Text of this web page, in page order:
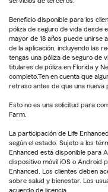
Beneficio disponible para los
póliza de seguro de vida desde
mayor de 18 años puede unirse
de la aplicación, incluyendo las
tengas una póliza de seguro de
titulares de póliza en Florida y
completo.Ten en cuenta que
retraso antes de que una nueva
Esto no es una solicitud para
Farm.
La participación de Life
según el estado. Sujeto a los
Enhanced está disponible para
dispositivo móvil iOS o Android
Enhanced. Los clientes deben
sobre salud y bienestar. Los
acuerdo de licencia.